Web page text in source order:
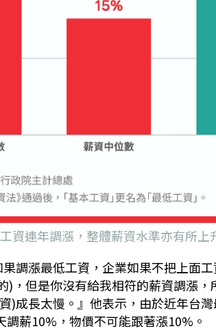
資連年調漲，整體薪資水準亦有所上
調漲最低工資，企業如果不把上面
)，但是你沒有給我相符的薪資調漲
)成長太慢。』他表示，由於近年台
調薪10%，物價不可能跟著漲10%。